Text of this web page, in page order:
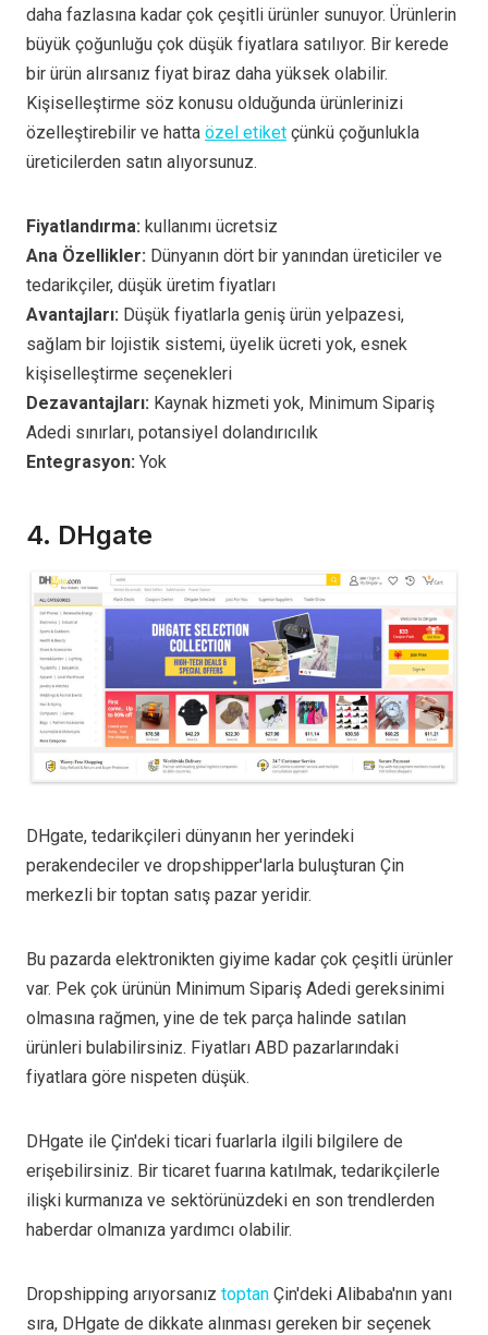
daha fazlasına kadar çok çeşitli ürünler sunuyor. Ürünlerin
büyük çoğunluğu çok düşük fiyatlara satılıyor. Bir kerede
bir ürün alırsanız fiyat biraz daha yüksek olabilir.
Kişiselleştirme söz konusu olduğunda ürünlerinizi
özelleştirebilir ve hatta özel etiket çünkü çoğunlukla
üreticilerden satın alıyorsunuz.
Fiyatlandırma: kullanımı ücretsiz
Ana Özellikler: Dünyanın dört bir yanından üreticiler ve
tedarikçiler, düşük üretim fiyatları
Avantajları: Düşük fiyatlarla geniş ürün yelpazesi,
sağlam bir lojistik sistemi, üyelik ücreti yok, esnek
kişiselleştirme seçenekleri
Dezavantajları: Kaynak hizmeti yok, Minimum Sipariş
Adedi sınırları, potansiyel dolandırıcılık
Entegrasyon: Yok
4. DHgate
DHgate, tedarikçileri dünyanın her yerindeki
perakendeciler ve dropshipper'larla buluşturan Çin
merkezli bir toptan satış pazar yeridir.
Bu pazarda elektronikten giyime kadar çok çeşitli ürünler
var. Pek çok ürünün Minimum Sipariş Adedi gereksinimi
olmasına rağmen, yine de tek parça halinde satılan
ürünleri bulabilirsiniz. Fiyatları ABD pazarlarındaki
fiyatlara göre nispeten düşük.
DHgate ile Çin'deki ticari fuarlarla ilgili bilgilere de
erişebilirsiniz. Bir ticaret fuarına katılmak, tedarikçilerle
ilişki kurmanıza ve sektörünüzdeki en son trendlerden
haberdar olmanıza yardımcı olabilir.
Dropshipping arıyorsanız toptan Çin'deki Alibaba'nın yanı
sıra, DHgate de dikkate alınması gereken bir seçenek